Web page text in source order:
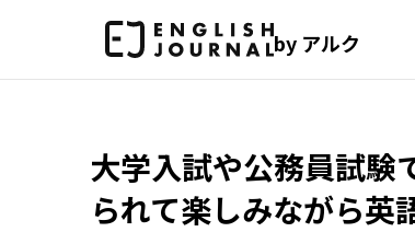
by アルク
大学入試や公務員試験
られて楽しみながら英